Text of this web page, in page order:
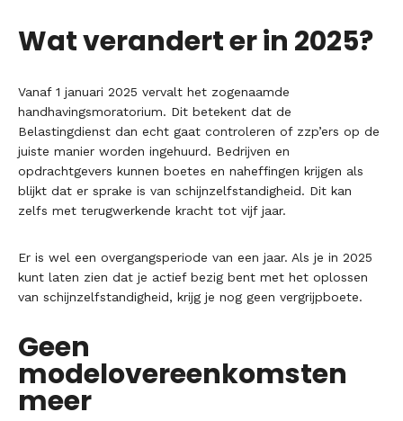
Wat verandert er in 2025?
Vanaf 1 januari 2025 vervalt het zogenaamde
handhavingsmoratorium. Dit betekent dat de
Belastingdienst dan echt gaat controleren of zzp’ers op de
juiste manier worden ingehuurd. Bedrijven en
opdrachtgevers kunnen boetes en naheffingen krijgen als
blijkt dat er sprake is van schijnzelfstandigheid. Dit kan
zelfs met terugwerkende kracht tot vijf jaar.
Er is wel een overgangsperiode van een jaar. Als je in 2025
kunt laten zien dat je actief bezig bent met het oplossen
van schijnzelfstandigheid, krijg je nog geen vergrijpboete.
Geen
modelovereenkomsten
meer